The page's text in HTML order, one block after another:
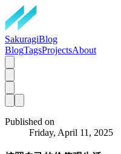
SakuragiBlog
BlogTagsProjectsAbout
Published on
Friday, April 11, 2025